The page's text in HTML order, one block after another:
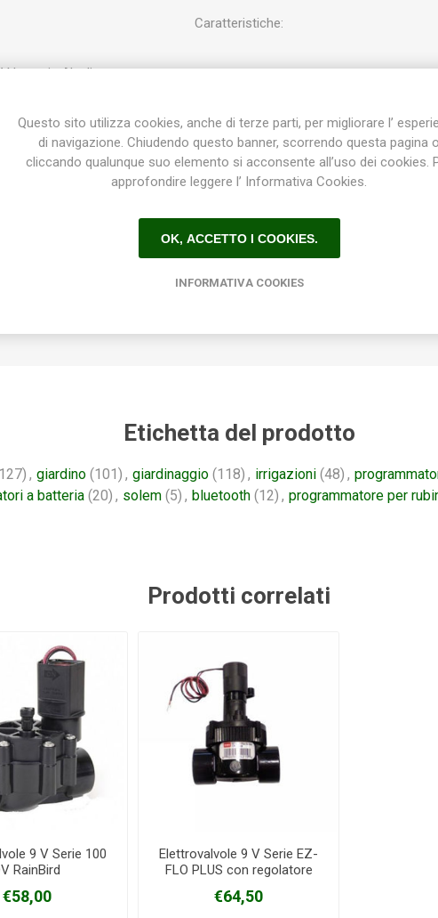
Caratteristiche:
batteria Alcalina
impermeabile
4.0 Basso Consumo
di banda ISM
permanente
in caso di mancanza di alimentazione < 30 s
Dimensioni:
Etichetta del prodotto
, giardino (101) , giardinaggio (118) , irrigazioni (48) ,
a batteria (20) , solem (5) , bluetooth (12) , programmatore per
Prodotti correlati
9 V Serie 100
RainBird
€58,00
Elettrovalvole 9 V Serie EZ-
FLO PLUS con regolatore
€64,50
Questo sito utilizza cookies, anche di terze parti, per migliorare l’
di navigazione. Chiudendo questo banner, scorrendo questa pagina o
cliccando qualunque suo elemento si acconsente all’uso dei cookies.
approfondire leggere l’ Informativa Cookies.
OK, ACCETTO I COOKIES.
INFORMATIVA COOKIES